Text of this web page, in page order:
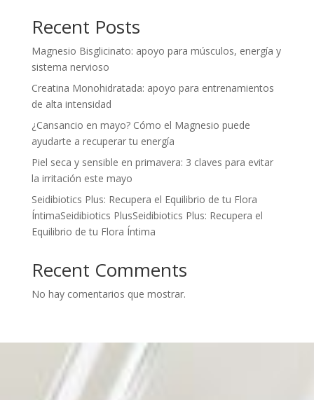
Recent Posts
Magnesio Bisglicinato: apoyo para músculos, energía y
sistema nervioso
Creatina Monohidratada: apoyo para entrenamientos
de alta intensidad
¿Cansancio en mayo? Cómo el Magnesio puede
ayudarte a recuperar tu energía
Piel seca y sensible en primavera: 3 claves para evitar
la irritación este mayo
Seidibiotics Plus: Recupera el Equilibrio de tu Flora
ÍntimaSeidibiotics PlusSeidibiotics Plus: Recupera el
Equilibrio de tu Flora Íntima
Recent Comments
No hay comentarios que mostrar.